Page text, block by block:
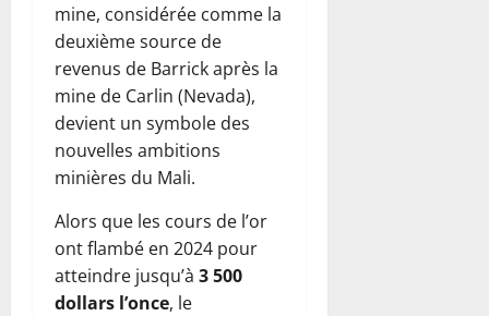
mine, considérée comme la
deuxième source de
revenus de Barrick après la
mine de Carlin (Nevada),
devient un symbole des
nouvelles ambitions
minières du Mali.
Alors que les cours de l’or
ont flambé en 2024 pour
atteindre jusqu’à 3 500
dollars l’once, le